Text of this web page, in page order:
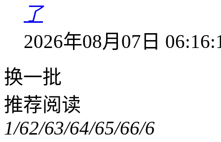
了
2026年08月07日
换一批
推荐阅读
1/62/63/64/65/66/6